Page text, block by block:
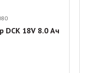
DCK 18V 8.0 Ач